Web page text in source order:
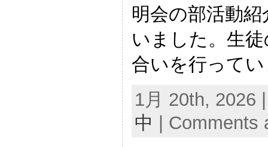
明会の部活動
いました。生
合いを行って
1月 20th, 2026
中
Comments